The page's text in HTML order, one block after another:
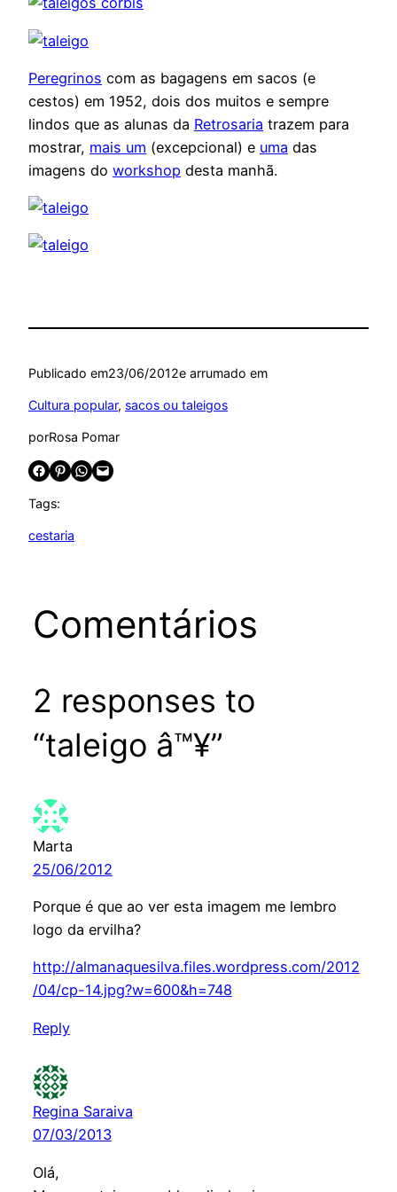
Peregrinos com as bagagens em sacos (e
cestos) em 1952, dois dos muitos e sempre
lindos que as alunas da Retrosaria trazem para
mostrar, mais um (excepcional) e uma das
imagens do workshop desta manhã.
Publicado em23/06/2012e arrumado em
Cultura popular, sacos ou taleigos
porRosa Pomar
Share on Facebook Share on Pinterest Share on WhatsApp Email this Page
Tags:
cestaria
Comentários
2 responses to
“taleigo â™¥”
Marta
25/06/2012
Porque é que ao ver esta imagem me lembro
logo da ervilha?
http://almanaquesilva.files.wordpress.com/2012
/04/cp-14.jpg?w=600&h=748
Reply
Regina Saraiva
07/03/2013
Olá,